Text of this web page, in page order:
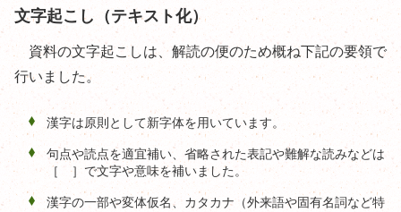
文字起こし（テキスト化）
資料の文字起こしは、解読の便のため概ね下記の要領で
行いました。
漢字は原則として新字体を用いています。
句点や読点を適宜補い、省略された表記や難解な読みなどは
［ ］で文字や意味を補いました。
漢字の一部や変体仮名、カタカナ（外来語や固有名詞など特